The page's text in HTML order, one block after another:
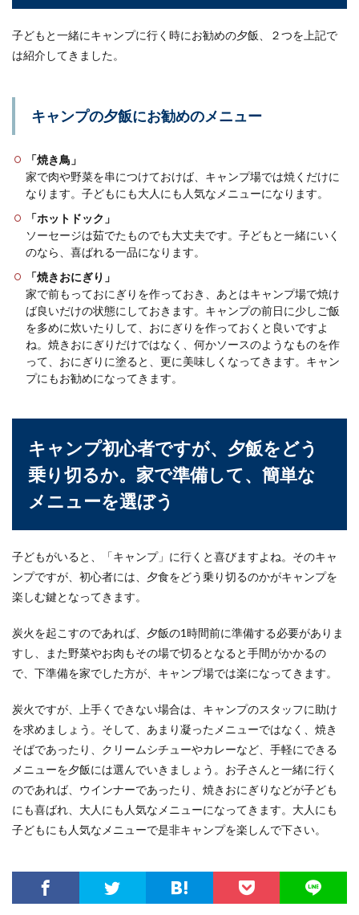
子どもと一緒にキャンプに行く時にお勧めの夕飯、２つを上記で
は紹介してきました。
キャンプの夕飯にお勧めのメニュー
「焼き鳥」
家で肉や野菜を串につけておけば、キャンプ場では焼くだけに
なります。子どもにも大人にも人気なメニューになります。
「ホットドック」
ソーセージは茹でたものでも大丈夫です。子どもと一緒にいく
のなら、喜ばれる一品になります。
「焼きおにぎり」
家で前もっておにぎりを作っておき、あとはキャンプ場で焼け
ば良いだけの状態にしておきます。キャンプの前日に少しご飯
を多めに炊いたりして、おにぎりを作っておくと良いですよ
ね。焼きおにぎりだけではなく、何かソースのようなものを作
って、おにぎりに塗ると、更に美味しくなってきます。キャン
プにもお勧めになってきます。
キャンプ初心者ですが、夕飯をどう
乗り切るか。家で準備して、簡単な
メニューを選ぼう
子どもがいると、「キャンプ」に行くと喜びますよね。そのキャ
ンプですが、初心者には、夕食をどう乗り切るのかがキャンプを
楽しむ鍵となってきます。
炭火を起こすのであれば、夕飯の1時間前に準備する必要がありま
すし、また野菜やお肉もその場で切るとなると手間がかかるの
で、下準備を家でした方が、キャンプ場では楽になってきます。
炭火ですが、上手くできない場合は、キャンプのスタッフに助け
を求めましょう。そして、あまり凝ったメニューではなく、焼き
そばであったり、クリームシチューやカレーなど、手軽にできる
メニューを夕飯には選んでいきましょう。お子さんと一緒に行く
のであれば、ウインナーであったり、焼きおにぎりなどが子ども
にも喜ばれ、大人にも人気なメニューになってきます。大人にも
子どもにも人気なメニューで是非キャンプを楽しんで下さい。